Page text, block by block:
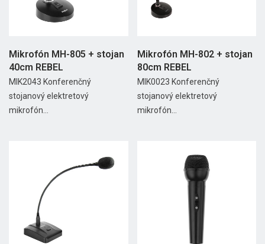
Mikrofón MH-805 + stojan
40cm REBEL
MIK2043 Konferenčný
stojanový elektretový
mikrofón...
Mikrofón MH-802 + stojan
80cm REBEL
MIK0023 Konferenčný
stojanový elektretový
mikrofón...